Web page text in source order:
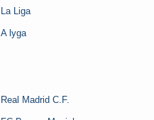
La Liga
A lyga
Real Madrid C.F.